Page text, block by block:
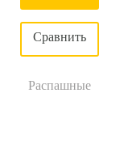
Распашные